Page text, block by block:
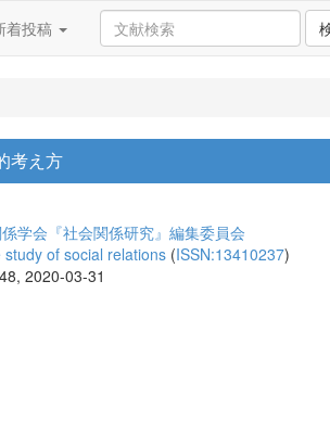
着投稿
考え方
学会『社会関係研究』編集委員会
of social relations (ISSN:13410237)
2020-03-31